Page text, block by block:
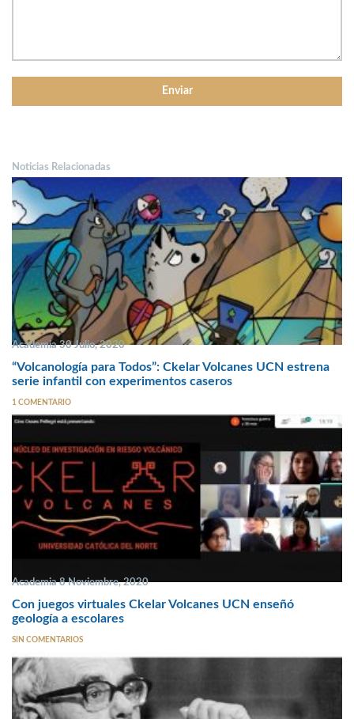
Noticias Relacionadas
Academia 30 Julio, 2020
“Volcanología para Todos”: Ckelar Volcanes UCN estrena
serie infantil con experimentos caseros
1 COMENTARIO
Academia 8 Noviembre, 2020
Con juegos virtuales Ckelar Volcanes UCN enseñó
geología a escolares
SIN COMENTARIOS